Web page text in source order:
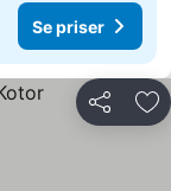
Se priser
Dela